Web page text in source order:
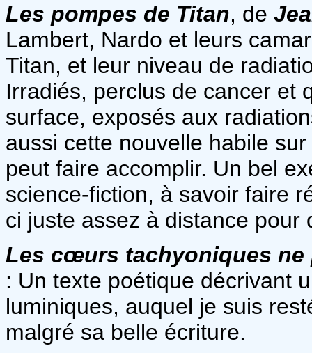
Les pompes de Titan, de
Lambert, Nardo et leurs
Titan, et leur niveau de
Irradiés, perclus de cancer et
surface, exposés aux
aussi cette nouvelle habile
peut faire accomplir. Un bel
science-fiction, à savoir faire
ci juste assez à distance pour
Les cœurs tachyoniques ne
: Un texte poétique décrivant
luminiques, auquel je suis
malgré sa belle écriture.